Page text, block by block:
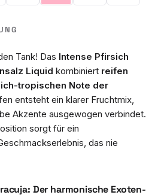
Tank! Das Intense Pfirsich
Liquid kombiniert reifen
tropischen Note der
entsteht ein klarer Fruchtmix,
Akzente ausgewogen verbindet.
sorgt für ein
das nie
Der harmonische Exoten-